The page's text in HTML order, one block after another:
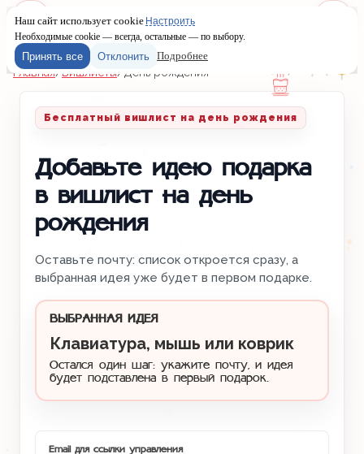
Меню
Главная/Вишлисты/ День рождения
Бесплатный вишлист на день рождения
Добавьте идею подарка
в вишлист на день
рождения
Оставьте почту: список откроется сразу, а
выбранная идея уже будет в первом подарке.
ВЫБРАННАЯ ИДЕЯ
Клавиатура, мышь или коврик
Остался один шаг: укажите почту, и идея
будет подставлена в первый подарок.
Email для ссылки управления
Наш сайт использует cookie Настроить
Необходимые cookie — всегда, остальные — по выбору.
Принять все Отклонить Подробнее